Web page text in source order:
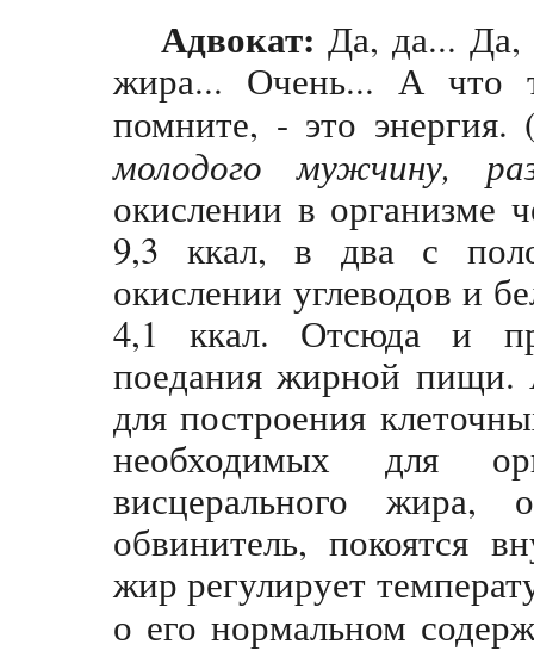
Адвокат: Да, да... Да,
жира... Очень... А что
помните, - это энергия.
молодого мужчину,
окислении в организме
9,3 ккал, в два с
окислении углеводов и
4,1 ккал. Отсюда и
поедания жирной
для построения
необходимых для
висцерального жира,
обвинитель, покоятся
жир регулирует
о его нормальном